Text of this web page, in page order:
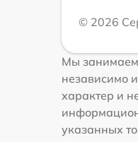
© 2026
Мы
независимо
характер и
указанных